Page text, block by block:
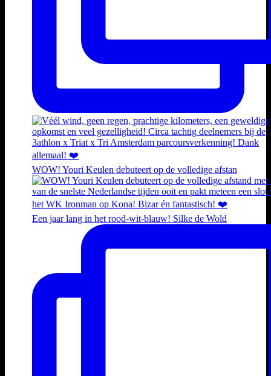
WOW! Youri Keulen debuteert op de volledige afstan
Een jaar lang in het rood-wit-blauw! Silke de Wold